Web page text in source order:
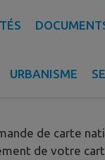
Pied de page
URBANISME
d'identité
de carte
de votre